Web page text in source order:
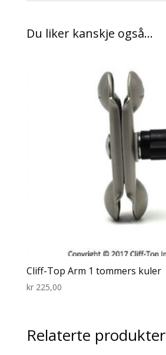
Du liker kanskje også…
Cliff-Top Arm 1 tommers kuler
kr225,00
Relaterte produkter